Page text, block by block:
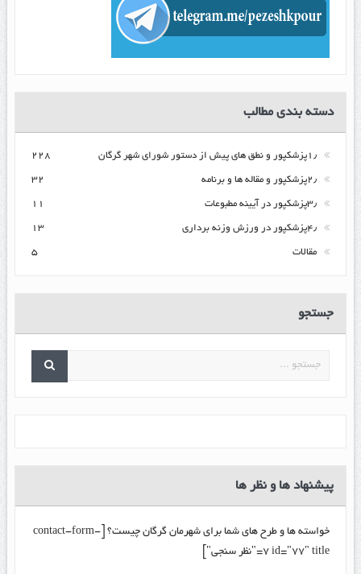
دسته بندی مطالب
۱٫پزشکپور و نطق های پیش از دستور شورای شهر گرگان ۲۲۸
۲٫پزشکپور و مقاله ها و برنامه ۳۲
۳٫پزشکپور در آیینه مطبوعات ۱۱
۴٫پزشکپور در ورزش وزنه برداری ۱۳
مقالات ۵
جستجو
پیشنهاد ها و نظر ها
خواسته ها و طرح های شما برای شهرمان گرگان چیست؟ [contact-form-
7 id="77" title="نظر سنجی"]